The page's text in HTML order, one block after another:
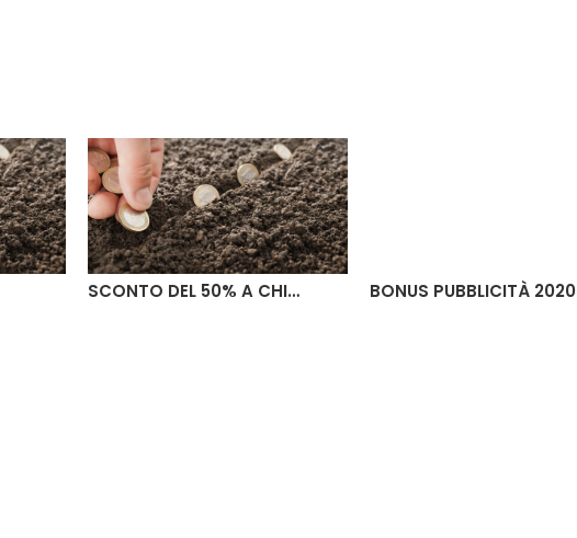
SCONTO DEL 50% A CHI… BONUS PUBBLICITÀ 2020